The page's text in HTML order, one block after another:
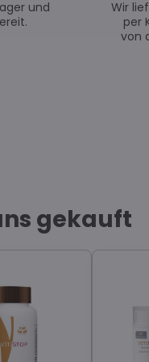
und
Wir
per
von
gekauft